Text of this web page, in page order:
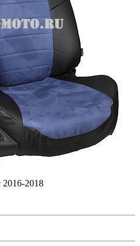
2018